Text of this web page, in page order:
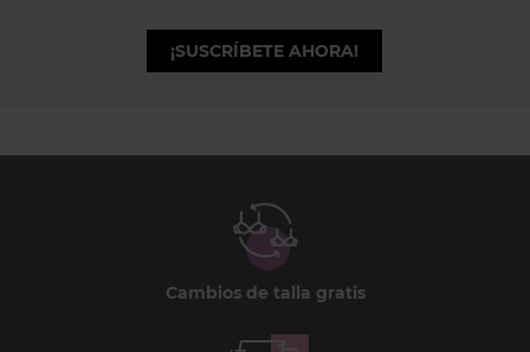
¡SUSCRÍBETE AHORA!
Cambios de talla gratis